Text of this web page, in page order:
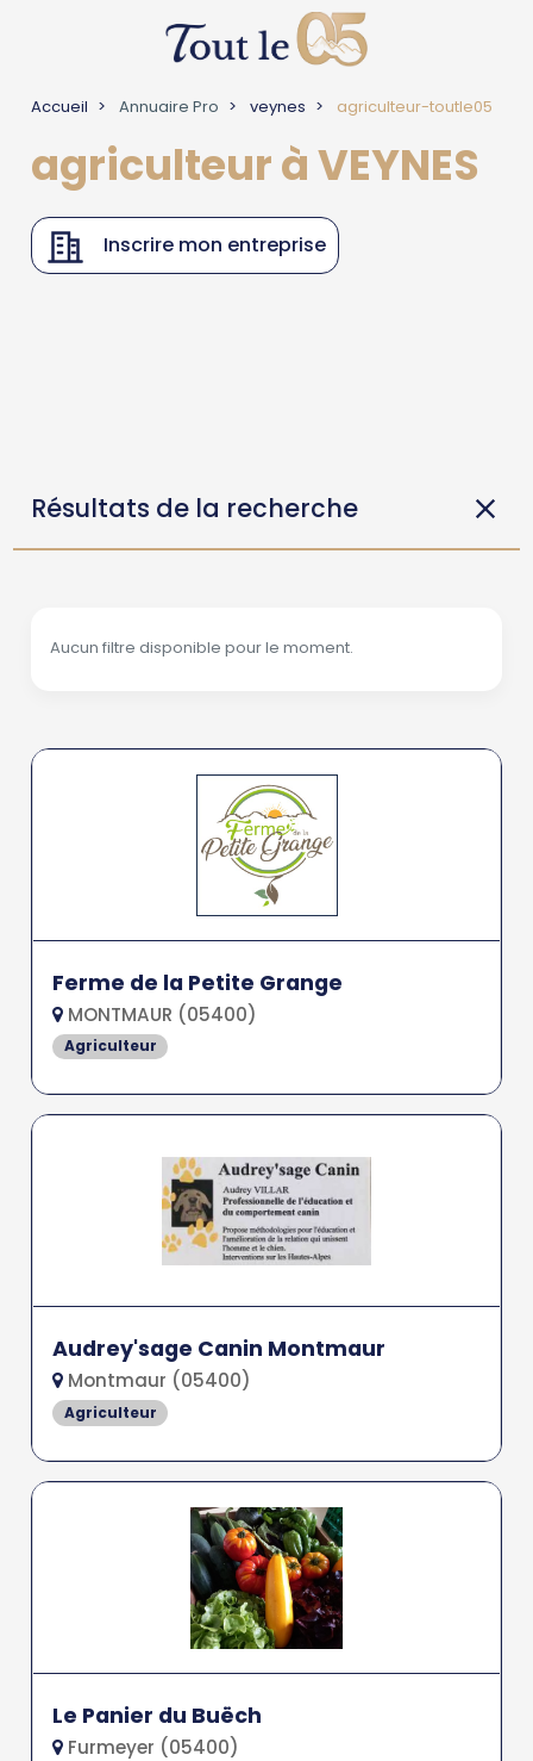
Accueil Annuaire Pro veynes agriculteur-toutle05
agriculteur à VEYNES
Inscrire mon entreprise
Résultats de la recherche
Aucun filtre disponible pour le moment.
Ferme de la Petite Grange
MONTMAUR (05400)
Agriculteur
Audrey'sage Canin Montmaur
Montmaur (05400)
Agriculteur
Le Panier du Buëch
Furmeyer (05400)